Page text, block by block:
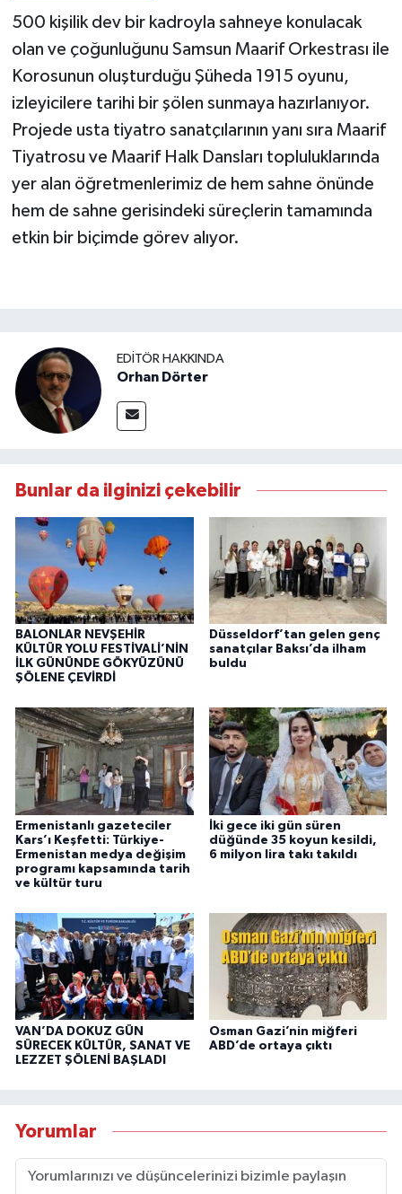
500 kişilik dev bir kadroyla sahneye konulacak
olan ve çoğunluğunu Samsun Maarif Orkestrası ile
Korosunun oluşturduğu Şüheda 1915 oyunu,
izleyicilere tarihi bir şölen sunmaya hazırlanıyor.
Projede usta tiyatro sanatçılarının yanı sıra Maarif
Tiyatrosu ve Maarif Halk Dansları topluluklarında
yer alan öğretmenlerimiz de hem sahne önünde
hem de sahne gerisindeki süreçlerin tamamında
etkin bir biçimde görev alıyor.
EDITÖR HAKKINDA
Orhan Dörter
Bunlar da ilginizi çekebilir
BALONLAR NEVŞEHİR
KÜLTÜR YOLU FESTİVALİ’NİN
İLK GÜNÜNDE GÖKYÜZÜNÜ
ŞÖLENE ÇEVİRDİ
Düsseldorf’tan gelen genç
sanatçılar Baksı’da ilham
buldu
Ermenistanlı gazeteciler
Kars’ı Keşfetti: Türkiye-
Ermenistan medya değişim
programı kapsamında tarih
ve kültür turu
İki gece iki gün süren
düğünde 35 koyun kesildi,
6 milyon lira takı takıldı
VAN’DA DOKUZ GÜN
SÜRECEK KÜLTÜR, SANAT VE
LEZZET ŞÖLENİ BAŞLADI
Osman Gazi’nin miğferi
ABD’de ortaya çıktı
Yorumlar